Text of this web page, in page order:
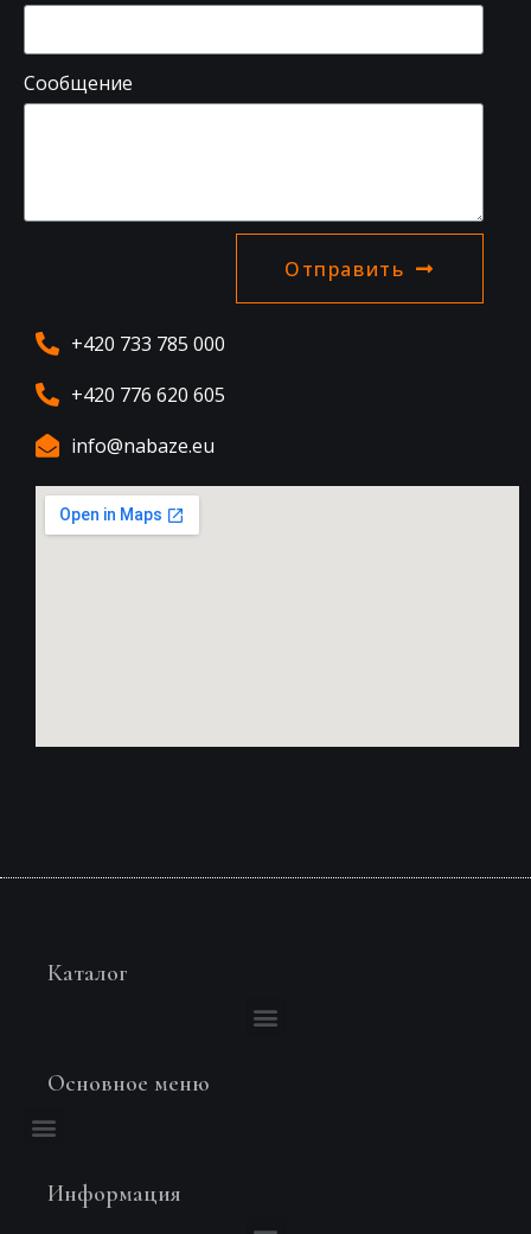
Сообщение
Отправить
+420 733 785 000
+420 776 620 605
info@nabaze.eu
Каталог
Основное меню
Информация